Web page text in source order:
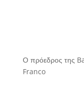
Ο πρόεδρος της
Franco